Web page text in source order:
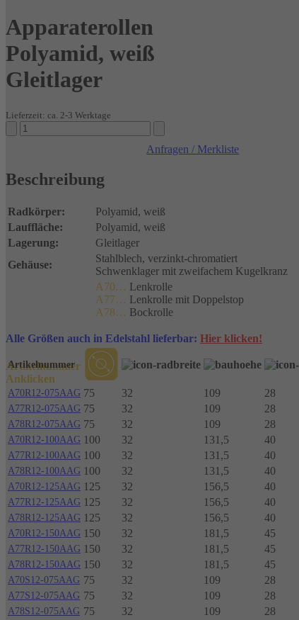
Apparaterollen
Polyamid, weiß
Gleitlager
Lieferzeit: ca. 2-3 Werktage
Apparaterollen
Polyamid,
Menge
Anfragen / Merkliste
Beschreibung
Radkörper:
Polyamid, weiß
Lauffläche:
Polyamid, weiß
Lagerung:
Gleitlager
Gehäuse:
Stahlblech, verzinkt-chromatiert
Schwenklager mit zweifachem Kugelkranz
A70… Lenkrolle
A77… Lenkrolle mit Doppelstop
A78… Bockrolle
Alle Größen auch in Edelstahl lieferbar: Hier klicken!
Artikelnummer
Anklicken
Artikelnummer
A70R12-075AAG 75 32 109 28
A77R12-075AAG 75 32 109 28
A78R12-075AAG 75 32 109 28
A70R12-100AAG 100 32 131,5 40
A77R12-100AAG 100 32 131,5 40
A78R12-100AAG 100 32 131,5 40
A70R12-125AAG 125 32 156,5 40
A77R12-125AAG 125 32 156,5 40
A78R12-125AAG 125 32 156,5 40
A70R12-150AAG 150 32 181,5 45
A77R12-150AAG 150 32 181,5 45
A78R12-150AAG 150 32 181,5 45
A70S12-075AAG 75 32 109 28
A77S12-075AAG 75 32 109 28
A78S12-075AAG 75 32 109 28